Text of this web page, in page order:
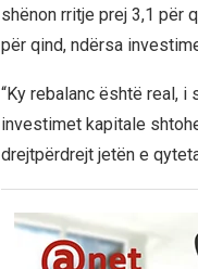
shënon rritje prej 3,1 për
për qind, ndërsa
“Ky rebalanc është real,
investimet kapitale
drejtpërdrejt jetën e